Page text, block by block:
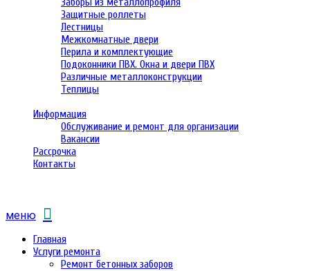
Защитные роллеты
Лестницы
Межкомнатные двери
Перила и комплектующие
Подоконники ПВХ. Окна и двери ПВХ
Различные металлоконструкции
Теплицы
Информация
Обслуживание и ремонт для организации
Вакансии
Рассрочка
Контакты
меню
Главная
Услуги ремонта
Ремонт бетонных заборов